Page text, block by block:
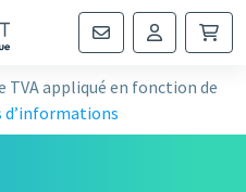
TVA appliqué en fonction de
d’informations